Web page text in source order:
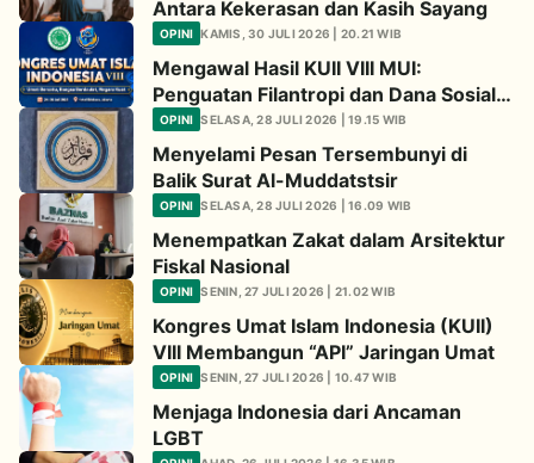
Antara Kekerasan dan Kasih Sayang
OPINI KAMIS, 30 JULI 2026 | 20.21 WIB
Mengawal Hasil KUII VIII MUI:
Penguatan Filantropi dan Dana Sosial
Keagamaan untuk Kemandirian Umat
OPINI SELASA, 28 JULI 2026 | 19.15 WIB
Menyelami Pesan Tersembunyi di
Balik Surat Al-Muddatstsir
OPINI SELASA, 28 JULI 2026 | 16.09 WIB
Menempatkan Zakat dalam Arsitektur
Fiskal Nasional
OPINI SENIN, 27 JULI 2026 | 21.02 WIB
Kongres Umat Islam Indonesia (KUII)
VIII Membangun “API” Jaringan Umat
OPINI SENIN, 27 JULI 2026 | 10.47 WIB
Menjaga Indonesia dari Ancaman
LGBT